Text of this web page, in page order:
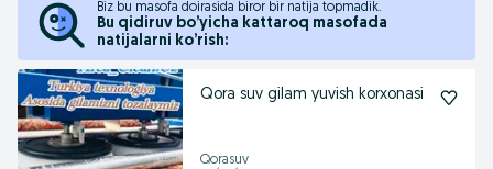
Biz bu masofa doirasida biror bir natija topmadik.
Bu qidiruv bo’yicha kattaroq masofada
natijalarni ko’rish:
Qora suv gilam yuvish korxonasi
Qorasuv